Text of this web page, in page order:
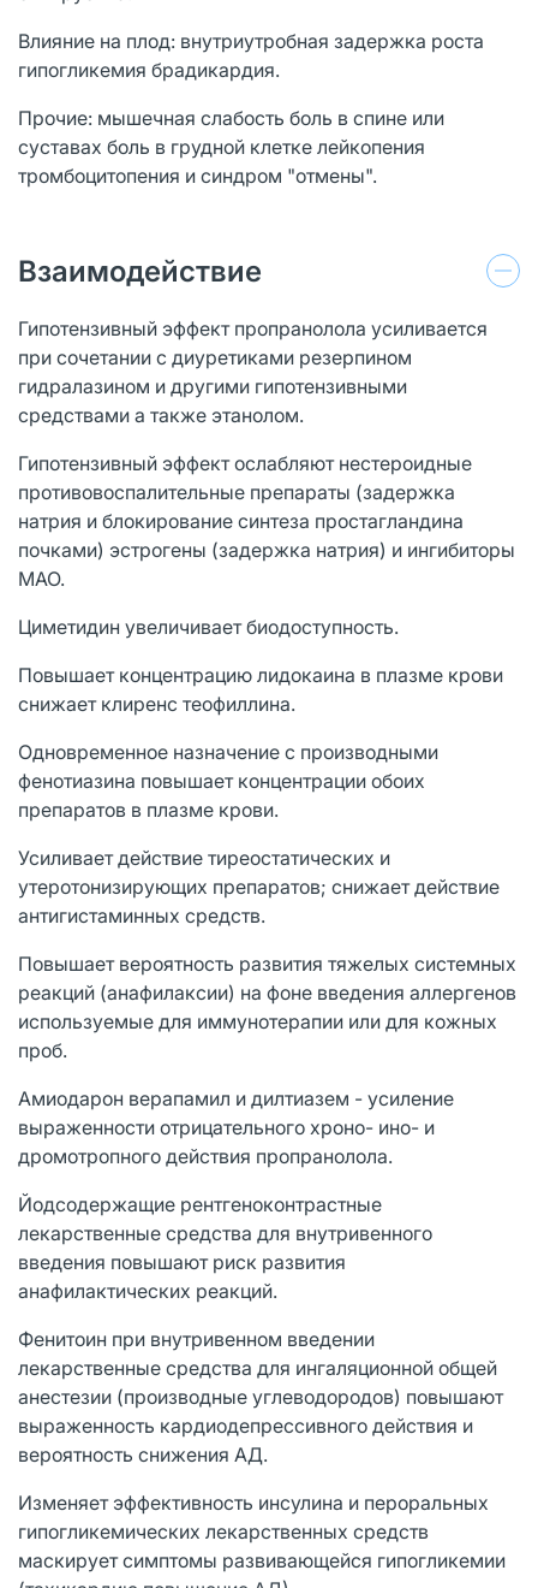
Влияние на плод: внутриутробная задержка роста
гипогликемия брадикардия.
Прочие: мышечная слабость боль в спине или
суставах боль в грудной клетке лейкопения
тромбоцитопения и синдром "отмены".
Взаимодействие
Гипотензивный эффект пропранолола усиливается
при сочетании с диуретиками резерпином
гидралазином и другими гипотензивными
средствами а также этанолом.
Гипотензивный эффект ослабляют нестероидные
противовоспалительные препараты (задержка
натрия и блокирование синтеза простагландина
почками) эстрогены (задержка натрия) и ингибиторы
МАО.
Циметидин увеличивает биодоступность.
Повышает концентрацию лидокаина в плазме крови
снижает клиренс теофиллина.
Одновременное назначение с производными
фенотиазина повышает концентрации обоих
препаратов в плазме крови.
Усиливает действие тиреостатических и
утеротонизирующих препаратов; снижает действие
антигистаминных средств.
Повышает вероятность развития тяжелых системных
реакций (анафилаксии) на фоне введения аллергенов
используемые для иммунотерапии или для кожных
проб.
Амиодарон верапамил и дилтиазем - усиление
выраженности отрицательного хроно- ино- и
дромотропного действия пропранолола.
Йодсодержащие рентгеноконтрастные
лекарственные средства для внутривенного
введения повышают риск развития
анафилактических реакций.
Фенитоин при внутривенном введении
лекарственные средства для ингаляционной общей
анестезии (производные углеводородов) повышают
выраженность кардиодепрессивного действия и
вероятность снижения АД.
Изменяет эффективность инсулина и пероральных
гипогликемических лекарственных средств
маскирует симптомы развивающейся гипогликемии